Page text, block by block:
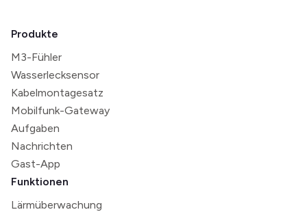
Produkte
M3-Fühler
Wasserlecksensor
Kabelmontagesatz
Mobilfunk-Gateway
Aufgaben
Nachrichten
Gast-App
Funktionen
Lärmüberwachung